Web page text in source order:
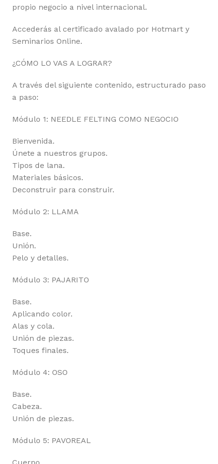
propio negocio a nivel internacional.
Accederás al certificado avalado por Hotmart y
Seminarios Online.
¿CÓMO LO VAS A LOGRAR?
A través del siguiente contenido, estructurado paso
a paso:
Módulo 1: NEEDLE FELTING COMO NEGOCIO
Bienvenida.
Únete a nuestros grupos.
Tipos de lana.
Materiales básicos.
Deconstruir para construir.
Módulo 2: LLAMA
Base.
Unión.
Pelo y detalles.
Módulo 3: PAJARITO
Base.
Aplicando color.
Alas y cola.
Unión de piezas.
Toques finales.
Módulo 4: OSO
Base.
Cabeza.
Unión de piezas.
Módulo 5: PAVOREAL
Cuerpo.